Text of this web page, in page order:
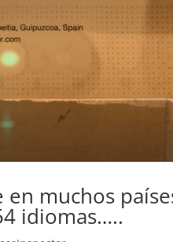
en muchos
idiomas…..